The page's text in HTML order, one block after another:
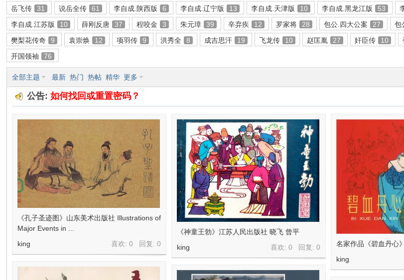
环岳飞传
31 说岳全传 61 李自成.陕西版 6 李自成.辽宁版 13 李自成.天津版 10 李自成.黑龙江版 53
李自成.江苏版
10 薛刚反唐 37 程咬金 3 朱元璋 39 辛弃疾 12 罗家将 28 包公.四大公案 27 包
樊梨花传奇
9 袁崇焕 12 项羽传 9 洪秀全 8 成吉思汗 19 飞龙传 10 赵匡胤 27 奸臣传 10
开国领袖
76
全部主题 最新 热门 热帖 精华 更多
公告:如何找回或重置密码？
《孔子圣迹图》山东美术出版社 Illustrations of
Major Events in ...
喜欢: 0 回复:0
king
《神童王勃》江苏人民出版社 晓飞 曾平
喜欢: 0 回复:0
king
名家作品《碧血丹心
king